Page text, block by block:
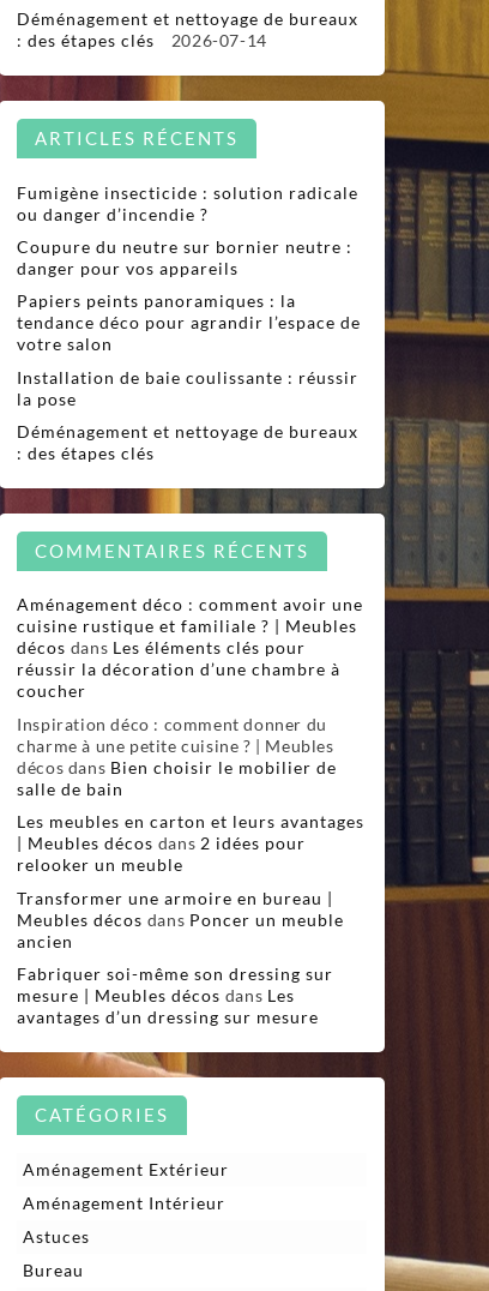
Déménagement et nettoyage de bureaux
: des étapes clés
2026-07-14
ARTICLES RÉCENTS
Fumigène insecticide : solution radicale
ou danger d’incendie ?
Coupure du neutre sur bornier neutre :
danger pour vos appareils
Papiers peints panoramiques : la
tendance déco pour agrandir l’espace de
votre salon
Installation de baie coulissante : réussir
la pose
Déménagement et nettoyage de bureaux
: des étapes clés
COMMENTAIRES RÉCENTS
Aménagement déco : comment avoir une
cuisine rustique et familiale ? | Meubles
décos dans Les éléments clés pour
réussir la décoration d’une chambre à
coucher
Inspiration déco : comment donner du
charme à une petite cuisine ? | Meubles
décos dans Bien choisir le mobilier de
salle de bain
Les meubles en carton et leurs avantages
| Meubles décos dans 2 idées pour
relooker un meuble
Transformer une armoire en bureau |
Meubles décos dans Poncer un meuble
ancien
Fabriquer soi-même son dressing sur
mesure | Meubles décos dans Les
avantages d’un dressing sur mesure
CATÉGORIES
Aménagement Extérieur
Aménagement Intérieur
Astuces
Bureau